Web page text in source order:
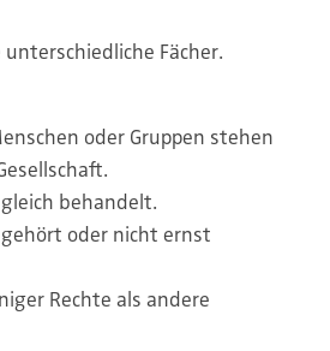
Fächer.
oder Gruppen stehen
behandelt.
oder nicht ernst
Rechte als andere